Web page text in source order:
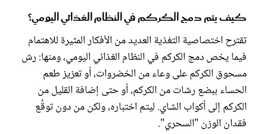
كيف يتم دمج الكركم في النظام الغذائي اليومي؟
تقترح اختصاصية التغذية العديد من الأفكار المثيرة للاهتمام
فيما يخص دمج الكركم في النظام الغذائي اليومي، ومنها: رش
مسحوق الكركم على وعاء من الخضروات، أو تعزيز طعم
الحساء ببضع رشات من الكركم، أو حتى إضافة القليل من
الكركم إلى أكواب الشاي. ليتم اختباره، ولكن من دون توقُّع
فقدان الوزن "السحري".